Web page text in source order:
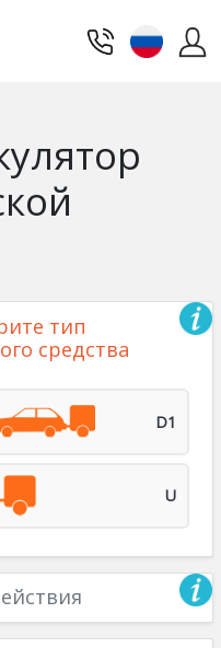
тип
средства
D1
U